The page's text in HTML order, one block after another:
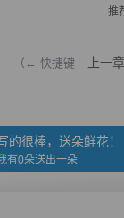
推
（← 快捷键 上一章
的很棒，送朵鲜花！
有0朵送出一朵